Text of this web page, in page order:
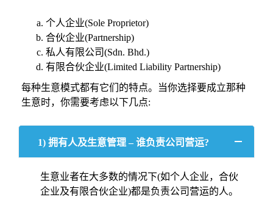
个人企业(Sole Proprietor)
合伙企业(Partnership)
私人有限公司(Sdn. Bhd.)
有限合伙企业(Limited Liability Partnership)
每种生意模式都有它们的特点。当你选择要成立那种
生意时，你需要考虑以下几点:
1) 拥有人及生意管理 – 谁负责公司营运?
生意业者在大多数的情况下(如个人企业，合伙
企业及有限合伙企业)都是负责公司营运的人。